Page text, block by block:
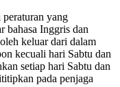
yang
bahasa Inggris dan
keluar dari dalam
kecuali hari Sabtu dan
setiap hari Sabtu dan
pada penjaga